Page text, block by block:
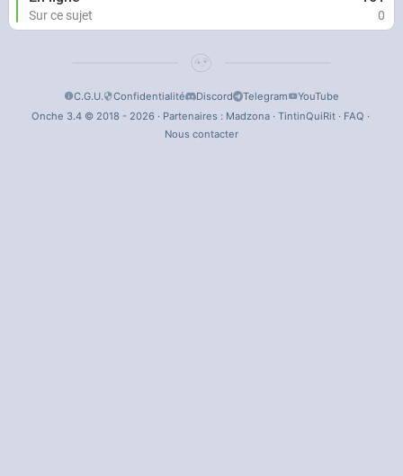
Sur ce sujet 0
C.G.U. Confidentialité Discord Telegram
YouTube
Onche 3.4 © 2018 - 2026 · Partenaires : Madzona· TintinQuiRit· FAQ ·
Nous contacter